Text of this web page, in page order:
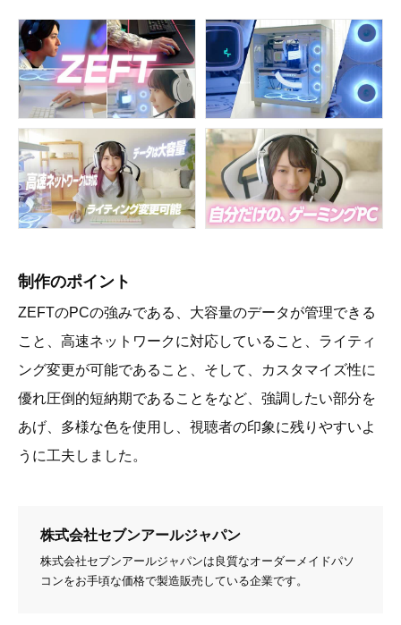
制作のポイント
ZEFTのPCの強みである、大容量のデータが管理できる
こと、高速ネットワークに対応していること、ライティ
ング変更が可能であること、そして、カスタマイズ性に
優れ圧倒的短納期であることをなど、強調したい部分を
あげ、多様な色を使用し、視聴者の印象に残りやすいよ
うに工夫しました。
株式会社セブンアールジャパン
株式会社セブンアールジャパンは良質なオーダーメイドパソ
コンをお手頃な価格で製造販売している企業です。